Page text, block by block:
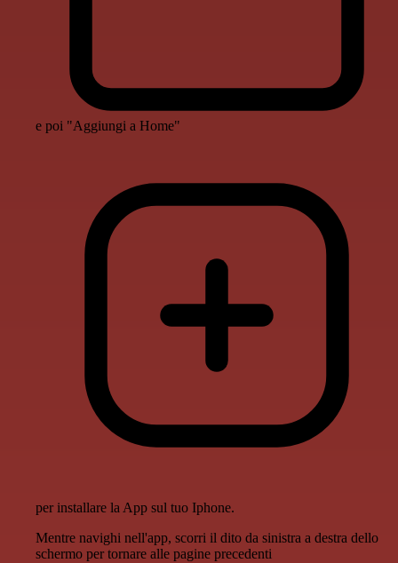
e poi "Aggiungi a Home"
per installare la App sul tuo Iphone.
Mentre navighi nell'app, scorri il dito da sinistra a destra dello
schermo per tornare alle pagine precedenti